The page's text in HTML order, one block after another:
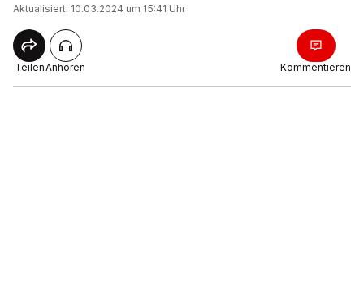
Aktualisiert: 10.03.2024 um 15:41 Uhr
TeilenAnhören Kommentieren